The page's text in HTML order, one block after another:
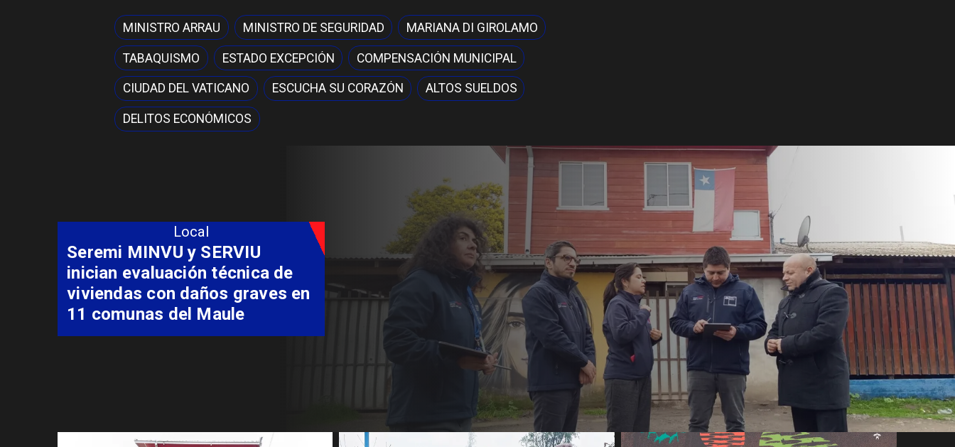
MINISTRO ARRAU MINISTRO DE SEGURIDAD MARIANA DI GIROLAMO
TABAQUISMO ESTADO EXCEPCIÓN COMPENSACIÓN MUNICIPAL
CIUDAD DEL VATICANO ESCUCHA SU CORAZÓN ALTOS SUELDOS
DELITOS ECONÓMICOS
Local
Fondo Orasmi entrega apoyo a
familia de Romeral para
costear alimentación
especializada de niño con
Síndrome de Intestino Corto